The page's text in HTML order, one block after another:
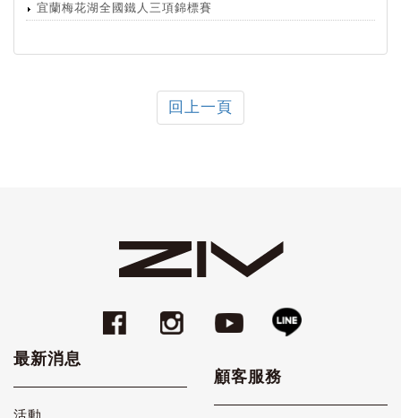
宜蘭梅花湖全國鐵人三項錦標賽
回上一頁
最新消息
顧客服務